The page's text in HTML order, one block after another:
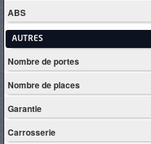
ABS
AUTRES
Nombre de portes
Nombre de places
Garantie
Carrosserie